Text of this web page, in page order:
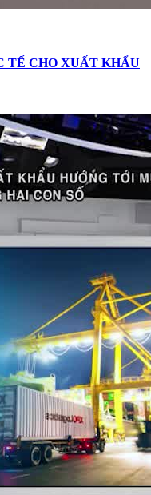
TẾ CHO XUẤT KHẨU